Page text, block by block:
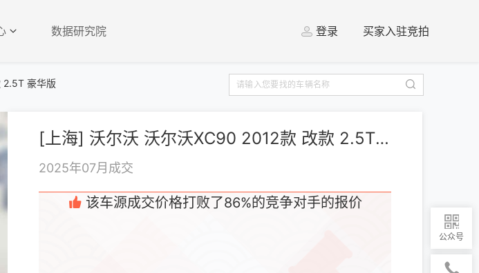
数据研究院 登录 买家入驻竞拍
2.5T 豪华版
[上海] 沃尔沃 沃尔沃XC90 2012款 改款 2.5T 豪华版
2025年07月成交
该车源成交价格打败了86%的竞争对手的报价
公众号